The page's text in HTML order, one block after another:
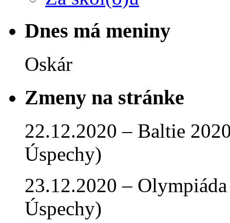
Dnes má meniny
Oskár
Zmeny na stránke
22.12.2020 – Baltie
Úspechy)
23.12.2020 –
Úspechy)